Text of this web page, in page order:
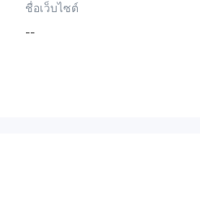
ชื่อเว็บไซต์
--